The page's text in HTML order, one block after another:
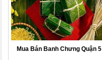
Mua Bán Banh Chưng Quận 5